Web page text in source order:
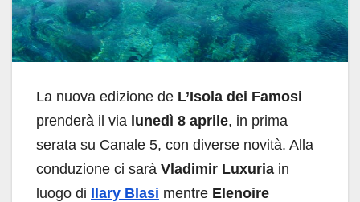
La nuova edizione de L’Isola dei Famosi
prenderà il via lunedì 8 aprile, in prima
serata su Canale 5, con diverse novità. Alla
conduzione ci sarà Vladimir Luxuria in
luogo di Ilary Blasi mentre Elenoire